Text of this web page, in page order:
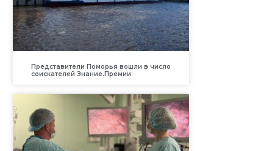
Представители Поморья вошли в число
соискателей Знание.Премии